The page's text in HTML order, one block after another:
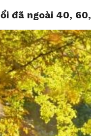
HOME
đã ngoài 40,